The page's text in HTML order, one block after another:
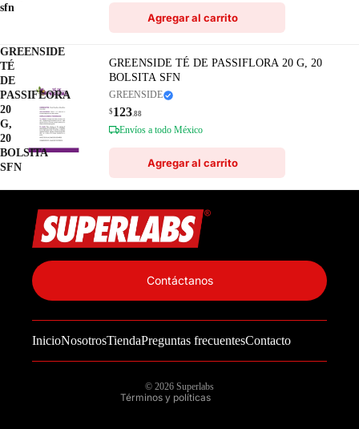
sfn
Agregar al carrito
GREENSIDE
TÉ
DE
PASSIFLORA
20
G,
20
BOLSITA
SFN
GREENSIDE TÉ DE PASSIFLORA 20 G, 20
BOLSITA SFN
GREENSIDE
$123.88
Envíos a todo México
Agregar al carrito
InicioNosotrosTiendaPreguntas frecuentesContacto
Contáctanos
© 2026 Superlabs
Términos y políticas
Información de contacto
Política de reembolso
Términos del servicio
Política de envío